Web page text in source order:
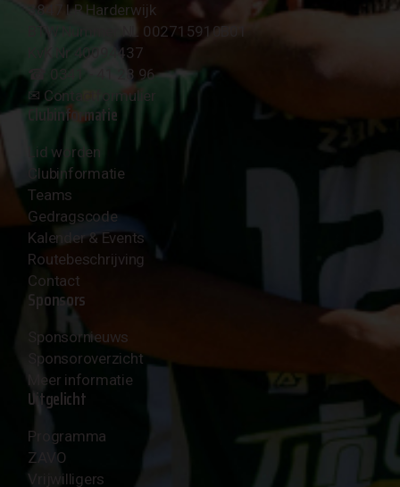
3847 LR Harderwijk
BTW Nummer NL 002715910B01
KvK Nr 40094437
☎︎ 0341 - 41 28 96
✉︎ Contactformulier
Clubinformatie
Lid worden
Clubinformatie
Teams
Gedragscode
Kalender & Events
Routebeschrijving
Contact
Sponsors
Sponsornieuws
Sponsoroverzicht
Meer informatie
Uitgelicht
Programma
ZAVO
Vrijwilligers